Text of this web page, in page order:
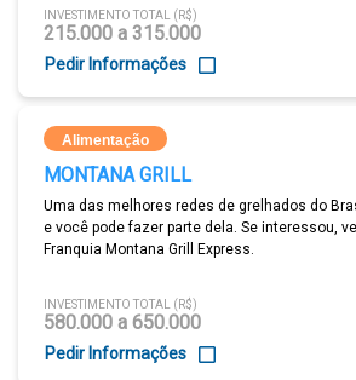
INVESTIMENTO TOTAL (R$)
215.000 a 315.000
Pedir Informações
Alimentação
MONTANA GRILL
Uma das melhores redes de grelhados do
e você pode fazer parte dela. Se interessou,
Franquia Montana Grill Express.
INVESTIMENTO TOTAL (R$)
580.000 a 650.000
Pedir Informações